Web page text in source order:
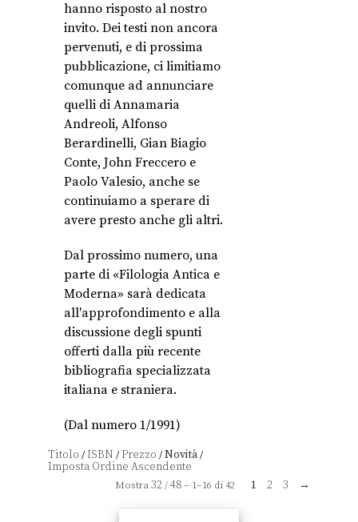
hanno risposto al nostro
invito. Dei testi non ancora
pervenuti, e di prossima
pubblicazione, ci limitiamo
comunque ad annunciare
quelli di Annamaria
Andreoli, Alfonso
Berardinelli, Gian Biagio
Conte, John Freccero e
Paolo Valesio, anche se
continuiamo a sperare di
avere presto anche gli altri.
Dal prossimo numero, una
parte di «Filologia Antica e
Moderna» sarà dedicata
all'approfondimento e alla
discussione degli spunti
offerti dalla più recente
bibliografia specializzata
italiana e straniera.
(Dal numero 1/1991)
Titolo /ISBN /Prezzo /Novità/
Mostra32/48– 1–16 di 42 1 2 3 →